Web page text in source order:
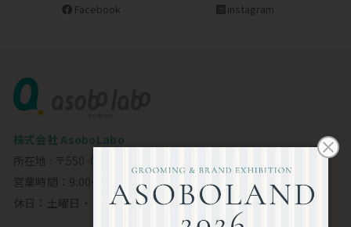
Facebook instagram
株式会社 AsoboLabo
所在地 : 〒550-0002 大阪市西区江戸堀1-23-11 6F
営業時間：9:00～18:00
休日：土曜日・日曜日・祝日